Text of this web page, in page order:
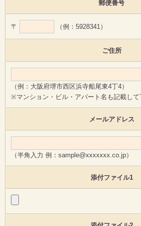
郵便番号
〒 （例：5928341）
ご住所
（例：大阪府堺市西区浜寺船尾東4丁4）
※マンション・ビル・アパート名も記載して
メールアドレス
（半角入力 例：sample@xxxxxxx.co.jp）
添付ファイル1